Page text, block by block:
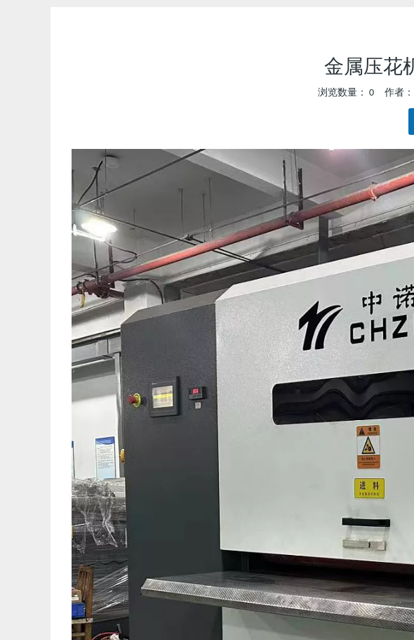
金属压花
浏览数量： 0作者：
["facebook","twitter","line","wechat","linkedin","pinterest","whatsapp"]